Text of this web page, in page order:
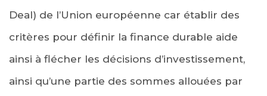
Deal) de l’Union européenne car établir des
critères pour définir la finance durable aide
ainsi à flécher les décisions d’investissement,
ainsi qu’une partie des sommes allouées par